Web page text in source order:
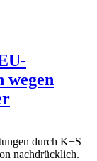
wegen
durch K+S
nachdrücklich.